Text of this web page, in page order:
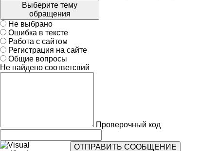
Выберите тему
обращения
Не выбрано
Ошибка в тексте
Работа с сайтом
Регистрация на сайте
Общие вопросы
Не найдено соответсвий
Проверочный код